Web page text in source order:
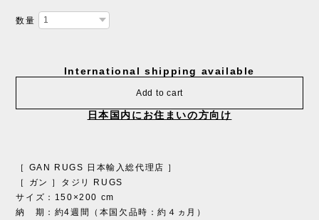
数量
International shipping available
Add to cart
日本国内にお住まいの方向け
［ GAN RUGS 日本輸入総代理店 ］
［ ガン ］タジリ RUGS
サイズ：150×200 cm
納 期：約4週間（本国欠品時：約４ヵ月）